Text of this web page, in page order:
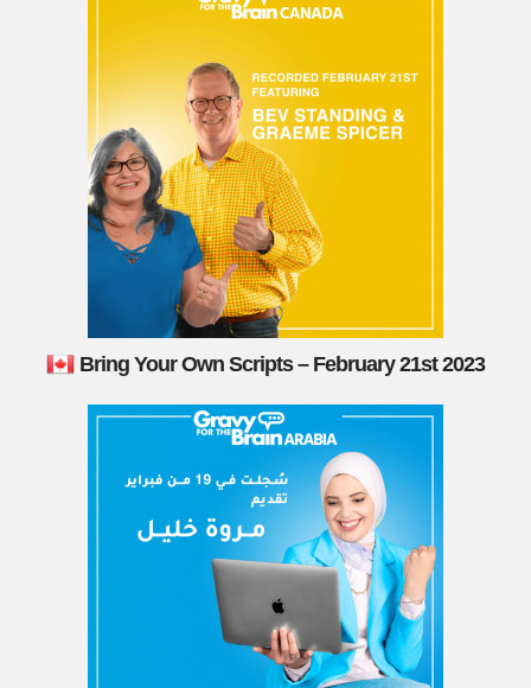
Bring Your Own Scripts – February 21st 2023